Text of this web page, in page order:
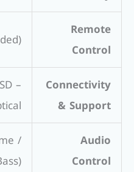
Remote
Control
Connectivity
& Support
–
Audio
Control
/